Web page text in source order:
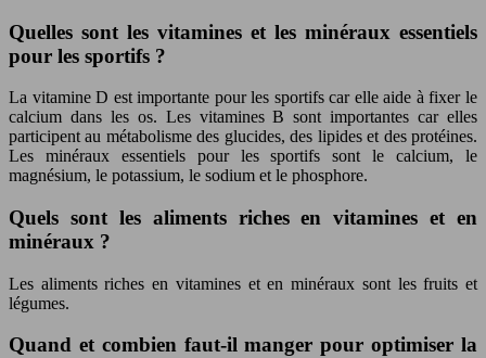
Quelles sont les vitamines et les minéraux essentiels
pour les sportifs ?
La vitamine D est importante pour les sportifs car elle aide à fixer le
calcium dans les os. Les vitamines B sont importantes car elles
participent au métabolisme des glucides, des lipides et des protéines.
Les minéraux essentiels pour les sportifs sont le calcium, le
magnésium, le potassium, le sodium et le phosphore.
Quels sont les aliments riches en vitamines et en
minéraux ?
Les aliments riches en vitamines et en minéraux sont les fruits et
légumes.
Quand et combien faut-il manger pour optimiser la